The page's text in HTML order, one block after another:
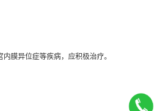
膜异位症等疾病，应积极治疗。